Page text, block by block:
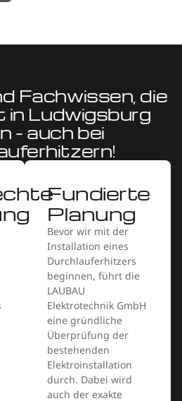
Fachwissen, die
in Ludwigsburg
- auch bei
Fundierte
Planung
Bevor wir mit der
Installation eines
Durchlauferhitzers
beginnen, führt die
LAUBAU
Elektrotechnik GmbH
eine gründliche
Überprüfung der
bestehenden
Elektroinstallation
durch. Dabei wird
auch der exakte